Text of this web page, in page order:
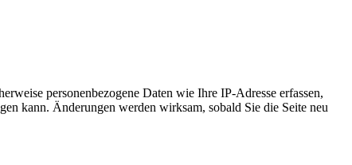
personenbezogene Daten wie Ihre IP-Adresse erfassen,
kann. Änderungen werden wirksam, sobald Sie die Seite neu